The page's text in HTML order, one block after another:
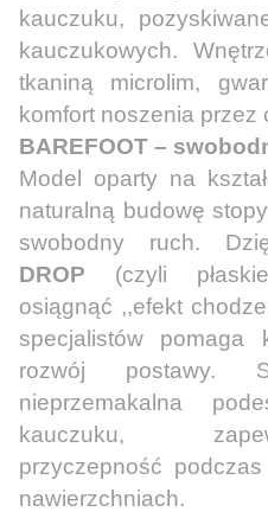
kauczuku,
kauczukowych.
tkaniną microlim,
komfort noszenia przez
BAREFOOT –
Model oparty na
naturalną budowę
swobodny ruch.
DROP (czyli
osiągnąć ,,efekt
specjalistów pomaga
rozwój postawy.
nieprzemakalna
kauczuku,
przyczepność
nawierzchniach.